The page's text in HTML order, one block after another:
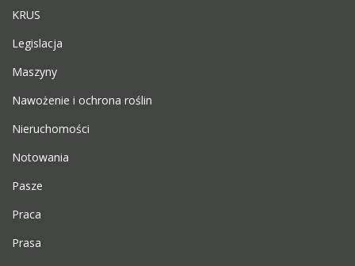
KRUS
Legislacja
Maszyny
Nawożenie i ochrona roślin
Nieruchomości
Notowania
Pasze
Praca
Prasa